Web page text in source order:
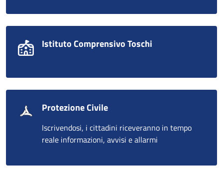
Istituto Comprensivo Toschi
Protezione Civile
Iscrivendosi, i cittadini riceveranno in tempo
reale informazioni, avvisi e allarmi